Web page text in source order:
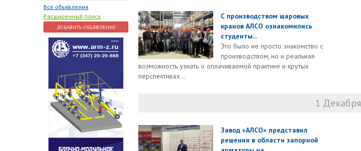
Все объявления
Расширенный поиск
ДОБАВИТЬ ОБЪЯВЛЕНИЕ
С производством шаровых
кранов АЛСО ознакомились
студенты...
Это было не просто знакомство с
производством, но и реальная
возможность узнать о оплачиваемой практике и крутых
перспективах...
1 Декабря
Завод «АЛСО» представил
решения в области запорной